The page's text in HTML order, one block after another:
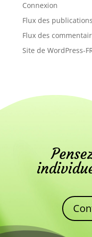
Connexion
Flux des publications
Flux des
Site de WordPress-